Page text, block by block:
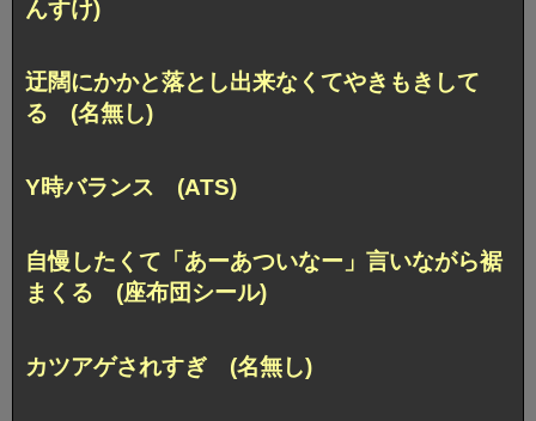
んすけ)
迂闊にかかと落とし出来なくてやきもきして
る (名無し)
Y時バランス (ATS)
自慢したくて「あーあついなー」言いながら裾
まくる (座布団シール)
カツアゲされすぎ (名無し)